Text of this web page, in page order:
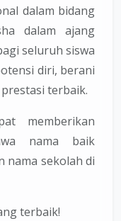
dalam bidang
dalam ajang
seluruh siswa
diri, berani
terbaik.
memberikan
nama baik
nama sekolah di
terbaik!